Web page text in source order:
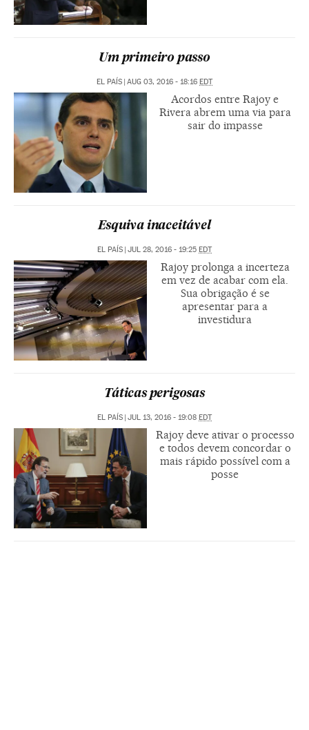
Um primeiro passo
EL PAÍS | AUG 03, 2016 - 18:16 EDT
Acordos entre Rajoy e
Rivera abrem uma via para
sair do impasse
Esquiva inaceitável
EL PAÍS | JUL 28, 2016 - 19:25 EDT
Rajoy prolonga a incerteza
em vez de acabar com ela.
Sua obrigação é se
apresentar para a
investidura
Táticas perigosas
EL PAÍS | JUL 13, 2016 - 19:08 EDT
Rajoy deve ativar o processo
e todos devem concordar o
mais rápido possível com a
posse